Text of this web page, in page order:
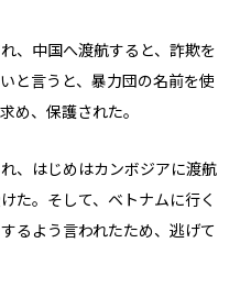
、中国へ渡航すると、詐欺を
と言うと、暴力団の名前を使
め、保護された。
、はじめはカンボジアに渡航
た。そして、ベトナムに行く
るよう言われたため、逃げて